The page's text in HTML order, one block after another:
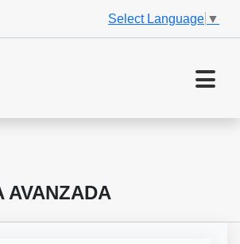
Select Language ▼
AVANZADA